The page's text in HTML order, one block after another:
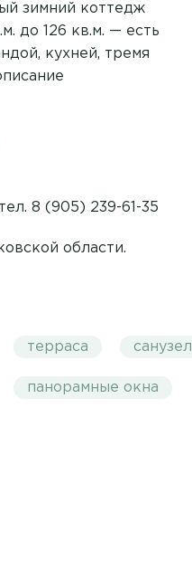
зимний коттедж
до 126 кв.м. — есть
кухней, тремя
8 (905) 239-61-35
области.
терраса санузел
панорамные окна